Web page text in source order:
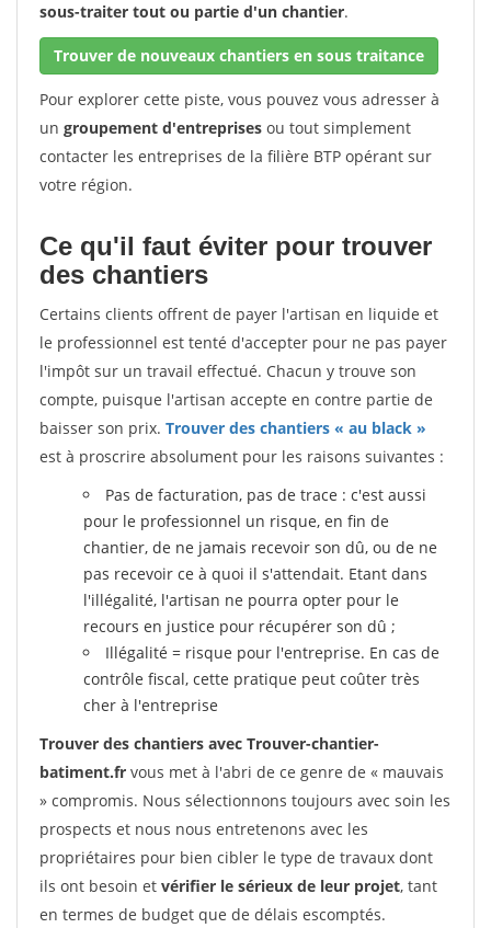
sous-traiter tout ou partie d'un chantier.
Trouver de nouveaux chantiers en sous traitance
Pour explorer cette piste, vous pouvez vous adresser à
un groupement d'entreprises ou tout simplement
contacter les entreprises de la filière BTP opérant sur
votre région.
Ce qu'il faut éviter pour trouver
des chantiers
Certains clients offrent de payer l'artisan en liquide et
le professionnel est tenté d'accepter pour ne pas payer
l'impôt sur un travail effectué. Chacun y trouve son
compte, puisque l'artisan accepte en contre partie de
baisser son prix. Trouver des chantiers « au black »
est à proscrire absolument pour les raisons suivantes :
Pas de facturation, pas de trace : c'est aussi
pour le professionnel un risque, en fin de
chantier, de ne jamais recevoir son dû, ou de ne
pas recevoir ce à quoi il s'attendait. Etant dans
l'illégalité, l'artisan ne pourra opter pour le
recours en justice pour récupérer son dû ;
Illégalité = risque pour l'entreprise. En cas de
contrôle fiscal, cette pratique peut coûter très
cher à l'entreprise
Trouver des chantiers avec Trouver-chantier-
batiment.fr vous met à l'abri de ce genre de « mauvais
» compromis. Nous sélectionnons toujours avec soin les
prospects et nous nous entretenons avec les
propriétaires pour bien cibler le type de travaux dont
ils ont besoin et vérifier le sérieux de leur projet, tant
en termes de budget que de délais escomptés.